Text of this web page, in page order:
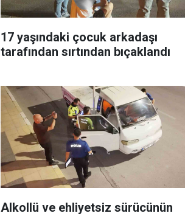
17 yaşındaki çocuk arkadaşı
tarafından sırtından bıçaklandı
Alkollü ve ehliyetsiz sürücünün